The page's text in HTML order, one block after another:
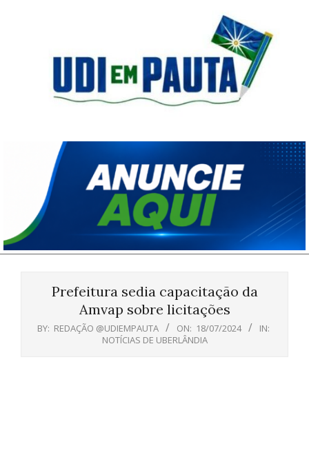
Pauta
Prefeitura sedia capacitação da
Amvap sobre licitações
BY: REDAÇÃO @UDIEMPAUTA ON: 18/07/2024
IN:
NOTÍCIAS DE UBERLÂNDIA